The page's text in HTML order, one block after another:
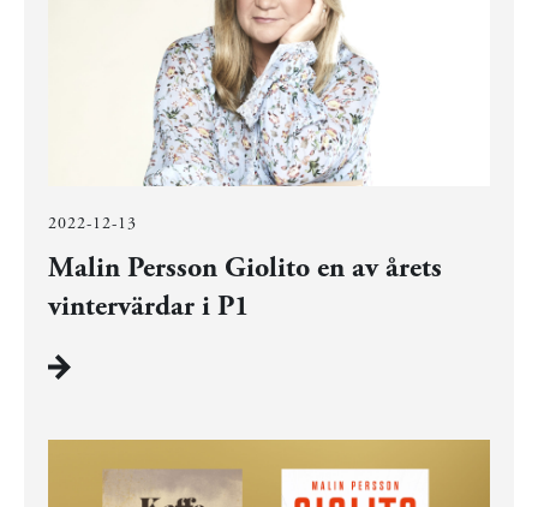
2022-12-13
Malin Persson Giolito en av årets
vintervärdar i P1